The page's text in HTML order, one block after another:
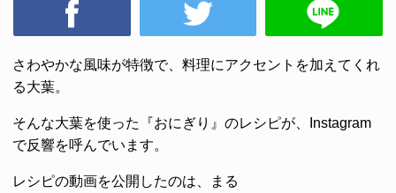
さわやかな風味が特徴で、料理にアクセントを加えてくれ
る大葉。
そんな大葉を使った『おにぎり』のレシピが、Instagram
で反響を呼んでいます。
レシピの動画を公開したのは、まる